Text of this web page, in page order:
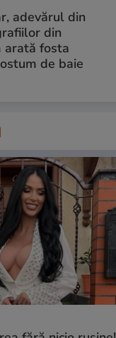
adevărul din
din
arată fosta
de baie